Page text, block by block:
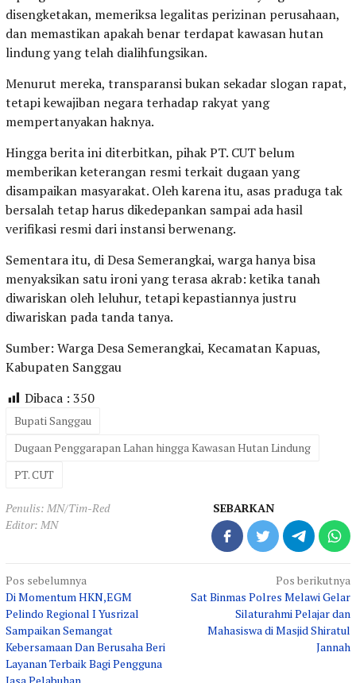
disengketakan, memeriksa legalitas perizinan perusahaan,
dan memastikan apakah benar terdapat kawasan hutan
lindung yang telah dialihfungsikan.
Menurut mereka, transparansi bukan sekadar slogan rapat,
tetapi kewajiban negara terhadap rakyat yang
mempertanyakan haknya.
Hingga berita ini diterbitkan, pihak PT. CUT belum
memberikan keterangan resmi terkait dugaan yang
disampaikan masyarakat. Oleh karena itu, asas praduga tak
bersalah tetap harus dikedepankan sampai ada hasil
verifikasi resmi dari instansi berwenang.
Sementara itu, di Desa Semerangkai, warga hanya bisa
menyaksikan satu ironi yang terasa akrab: ketika tanah
diwariskan oleh leluhur, tetapi kepastiannya justru
diwariskan pada tanda tanya.
Sumber: Warga Desa Semerangkai, Kecamatan Kapuas,
Kabupaten Sanggau
Dibaca : 350
Bupati Sanggau
Dugaan Penggarapan Lahan hingga Kawasan Hutan Lindung
PT. CUT
Penulis: MN/Tim-Red
Editor: MN
SEBARKAN
Navigasi
pos
Pos sebelumnya
Di Momentum HKN,EGM
Pelindo Regional I Yusrizal
Sampaikan Semangat
Kebersamaan Dan Berusaha Beri
Layanan Terbaik Bagi Pengguna
Pos berikutnya
Sat Binmas Polres Melawi Gelar
Silaturahmi Pelajar dan
Mahasiswa di Masjid Shiratul
Jannah